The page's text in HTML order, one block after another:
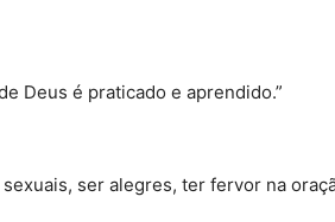
Deus é praticado e aprendido.”
ser alegres, ter fervor na